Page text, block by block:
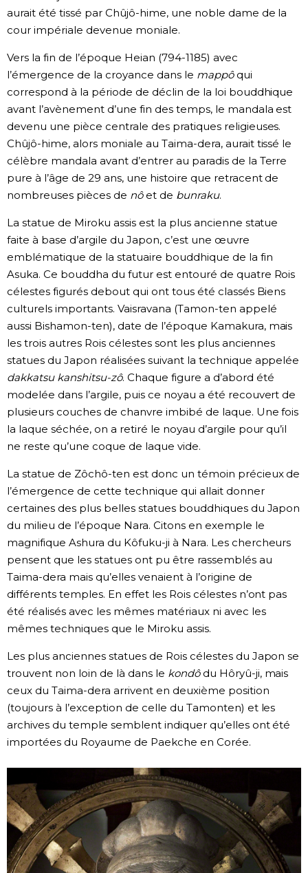
aurait été tissé par Chûjô-hime, une noble dame de la
cour impériale devenue moniale.
Vers la fin de l’époque Heian (794-1185) avec
l’émergence de la croyance dans le mappôqui
correspond à la période de déclin de la loi bouddhique
avant l’avènement d’une fin des temps, le mandala est
devenu une pièce centrale des pratiques religieuses.
Chûjô-hime, alors moniale au Taima-dera, aurait tissé le
célèbre mandala avant d’entrer au paradis de la Terre
pure à l’âge de 29 ans, une histoire que retracent de
nombreuses pièces de nôet de bunraku.
La statue de Miroku assis est la plus ancienne statue
faite à base d’argile du Japon, c’est une œuvre
emblématique de la statuaire bouddhique de la fin
Asuka. Ce bouddha du futur est entouré de quatre Rois
célestes figurés debout qui ont tous été classés Biens
culturels importants. Vaisravana (Tamon-ten appelé
aussi Bishamon-ten), date de l’époque Kamakura, mais
les trois autres Rois célestes sont les plus anciennes
statues du Japon réalisées suivant la technique appelée
dakkatsu kanshitsu-zô. Chaque figure a d’abord été
modelée dans l’argile, puis ce noyau a été recouvert de
plusieurs couches de chanvre imbibé de laque. Une fois
la laque séchée, on a retiré le noyau d’argile pour qu’il
ne reste qu’une coque de laque vide.
La statue de Zôchô-ten est donc un témoin précieux de
l’émergence de cette technique qui allait donner
certaines des plus belles statues bouddhiques du Japon
du milieu de l’époque Nara. Citons en exemple le
magnifique Ashura du Kôfuku-ji à Nara. Les chercheurs
pensent que les statues ont pu être rassemblés au
Taima-dera mais qu’elles venaient à l’origine de
différents temples. En effet les Rois célestes n’ont pas
été réalisés avec les mêmes matériaux ni avec les
mêmes techniques que le Miroku assis.
Les plus anciennes statues de Rois célestes du Japon se
trouvent non loin de là dans le kondôdu Hôryû-ji, mais
ceux du Taima-dera arrivent en deuxième position
(toujours à l’exception de celle du Tamonten) et les
archives du temple semblent indiquer qu’elles ont été
importées du Royaume de Paekche en Corée.